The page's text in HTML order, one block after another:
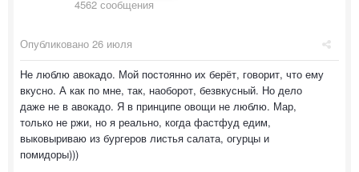
4562 сообщения
Опубликовано 26 июля
Не люблю авокадо. Мой постоянно их берёт, говорит, что ему
вкусно. А как по мне, так, наоборот, безвкусный. Но дело
даже не в авокадо. Я в принципе овощи не люблю. Мар,
только не ржи, но я реально, когда фастфуд едим,
выковыриваю из бургеров листья салата, огурцы и
помидоры)))